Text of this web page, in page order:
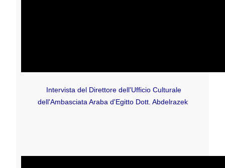
Intervista del Direttore dell'Ufficio Culturale
dell'Ambasciata Araba d'Egitto Dott. Abdelrazek